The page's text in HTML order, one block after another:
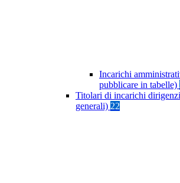
Incarichi
pubblicare in tabelle)
Titolari di incarichi
generali) 22